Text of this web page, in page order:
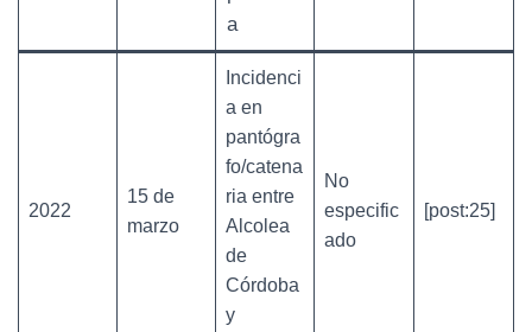
a
2022
15 de
marzo
Incidenci
a en
pantógra
fo/catena
ria entre
Alcolea
de
Córdoba
y
No
especific
ado
[post:25]